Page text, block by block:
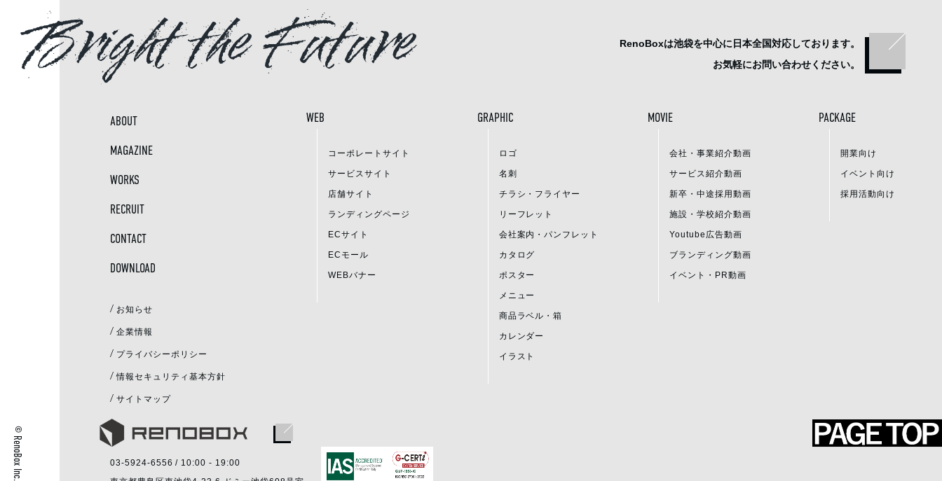
© RenoBox Inc.
Bright the Future RenoBoxは池袋を中心に 日本全国対応しております。
お気軽にお問い合わせください。
ABOUT
MAGAZINE
WORKS
RECRUIT
CONTACT
DOWNLOAD
/ お知らせ
/ 企業情報
/ プライバシーポリシー
/情報セキュリティ基本方針
/ サイトマップ
WEB
コーポレートサイト
サービスサイト
店舗サイト
ランディングページ
ECサイト
ECモール
WEBバナー
GRAPHIC
ロゴ
名刺
チラシ・フライヤー
リーフレット
会社案内・パンフレット
カタログ
ポスター
メニュー
商品ラベル・箱
カレンダー
イラスト
MOVIE
会社・事業紹介動画
サービス紹介動画
新卒・中途採用動画
施設・学校紹介動画
Youtube広告動画
ブランディング動画
イベント・PR動画
PACKAGE
開業向け
イベント向け
採用活動向け
03-5924-6556 / 10:00 - 19:00